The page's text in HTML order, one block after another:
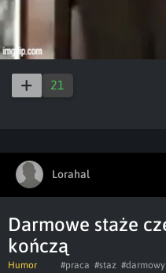
21
Lorahal
Darmowe staże
kończą
Humor #praca #staz #darmowy